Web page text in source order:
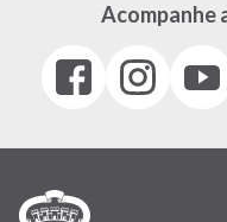
Acompanhe
Facebook
(link
em
janela)
Instagram
(link
em
(link
em